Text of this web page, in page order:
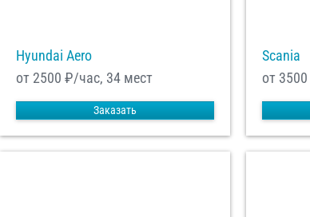
Hyundai Aero
от 2500 ₽/час, 34 мест
Заказать
Scania
от 3500